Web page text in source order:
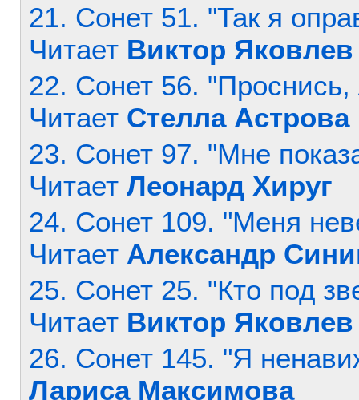
21. Сонет 51. "Так я
Читает Виктор Яковлев
22. Сонет 56.
Читает Стелла Астрова
23. Сонет 97. "Мне
Читает Леонард Хируг
24. Сонет 109. "Меня
Читает Александр
25. Сонет 25. "Кто под
Читает Виктор Яковлев
26. Сонет 145. "Я
Лариса Максимова